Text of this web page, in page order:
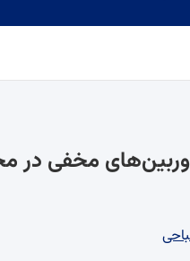
مخفی در